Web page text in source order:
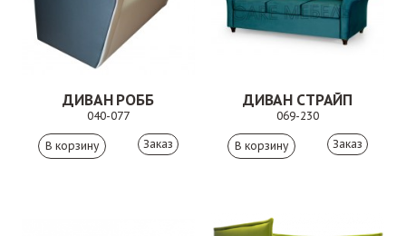
ДИВАН РОББ
040-077
Заказ
ДИВАН СТРАЙП
069-230
Заказ